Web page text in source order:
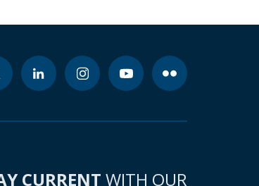
CURRENT WITH OUR